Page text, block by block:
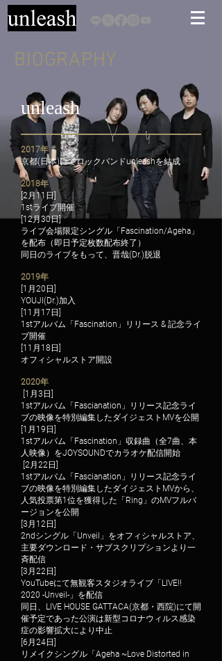
BIOGRAPHY
unleash
2017年
京都(日本)にてロックバンドunleashを結成
2018年
[2月11日]
1stライブ開催
[12月30日]
ライブ会場限定シングル「Fascination/Ageha」
を配布（即日予定枚数配布終了）
同日のライブをもって、晋哉(Dr.)脱退
2019年
[1月20日]
YOUJI(Dr.)加入
[11月17日]
1stアルバム「Fascination」リリース & 記念ライ
ブ開催
[11月18日]
オフィシャルストア開設
2020年
[1月3日]
1stアルバム「Fascianation」リリース記念ライ
ブの映像を特別編集したダイジェストMVを公開
[1月19日]
1stアルバム「Fascination」収録曲（全7曲、本
人映像）をJOYSOUNDでカラオケ配信開始
[2月22日]
1stアルバム「Fascianation」リリース記念ライ
ブの映像を特別編集したダイジェストMVから、
人気投票第1位を獲得した「Ring」のMVフルバ
ージョンを公開
[3月12日]
2ndシングル「Unveil」をオフィシャルストア、
主要ダウンロード・サブスクリプションより一
斉配信
[3月22日]
YouTubeにて無観客スタジオライブ「LIVE!!
2020 -Unveil-」を配信
同日、LIVE HOUSE GATTACA(京都・西院)にて開
催予定であった公演は新型コロナウィルス感染
症の影響拡大により中止
[6月24日]
リメイクシングル「Ageha ~Love Distorted in